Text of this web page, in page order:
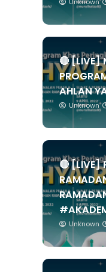
Unknown
🔴 [LIVE]
AHLAN
Unknown
🔴 [LIVE]
Unknown